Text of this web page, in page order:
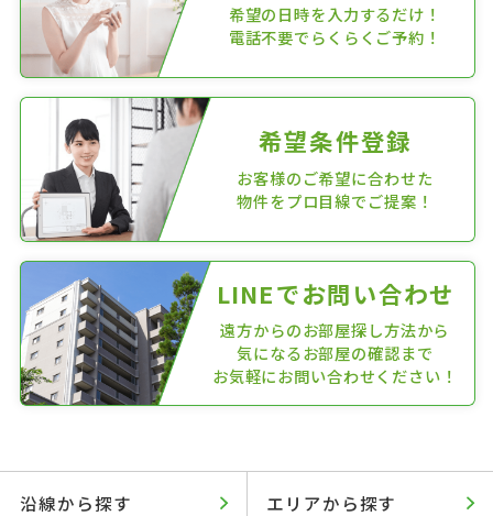
希望の日時を入力するだけ！
電話不要でらくらくご予約！
希望条件登録
お客様のご希望に合わせた
物件をプロ目線でご提案！
LINEでお問い合わせ
遠方からのお部屋探し方法から
気になるお部屋の確認まで
お気軽にお問い合わせください！
沿線から探す エリアから探す